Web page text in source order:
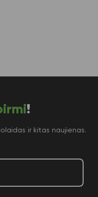
!
ir kitas naujienas.